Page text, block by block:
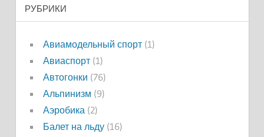
РУБРИКИ
Авиамодельный спорт(1)
Авиаспорт(1)
Автогонки (76)
Альпинизм (9)
Аэробика(2)
Балет на льду(16)